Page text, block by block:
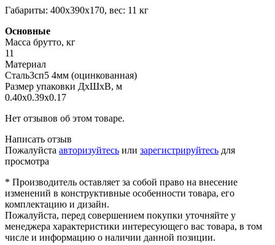
Габариты: 400х390х170, вес: 11 кг
Основные
Масса брутто, кг
11
Материал
Сталь3сп5 4мм (оцинкованная)
Размер упаковки ДхШхВ, м
0.40х0.39х0.17
Нет отзывов об этом товаре.
Написать отзыв
Пожалуйста авторизуйтесь или зарегистрируйтесь для
просмотра
* Производитель оставляет за собой право на внесение
изменений в конструктивные особенности товара, его
комплектацию и дизайн.
Пожалуйста, перед совершением покупки уточняйте у
менеджера характеристики интересующего вас товара, в том
числе и информацию о наличии данной позиции.